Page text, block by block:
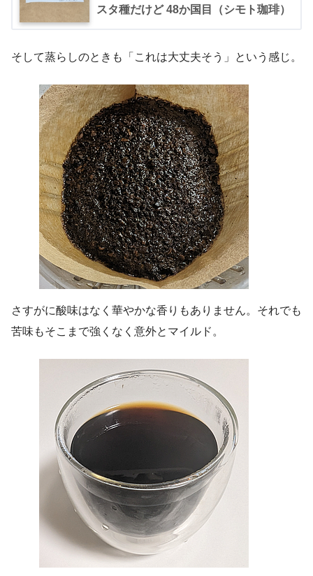
スタ種だけど 48か国目（シモト珈琲）
そして蒸らしのときも「これは大丈夫そう」という感じ。
さすがに酸味はなく華やかな香りもありません。それでも
苦味もそこまで強くなく意外とマイルド。